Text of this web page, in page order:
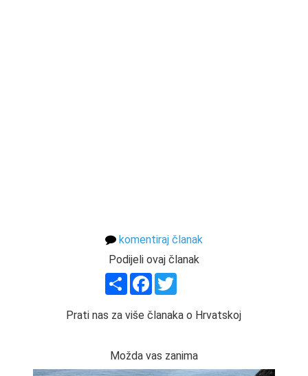
komentiraj članak
Podijeli ovaj članak
ShareFacebook
Prati nas za više članaka o Hrvatskoj
Možda vas zanima